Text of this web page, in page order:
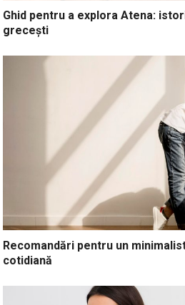
Ghid pentru a explora Atena:
grecești
Recomandări pentru un
cotidiană